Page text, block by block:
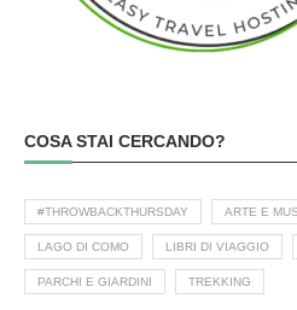
COSA STAI CERCANDO?
#THROWBACKTHURSDAY ARTE E
LAGO DI COMO LIBRI DI VIAGGIO
PARCHI E GIARDINI TREKKING